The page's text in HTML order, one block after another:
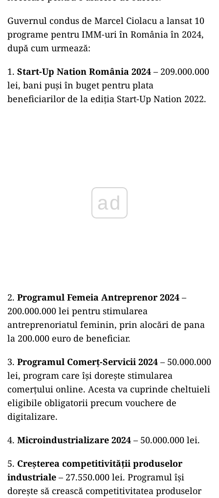
Guvernul condus de Marcel Ciolacu a lansat 10
programe pentru IMM-uri în România în 2024,
după cum urmează:
1. Start-Up Nation România 2024 – 209.000.000
lei, bani puși în buget pentru plata
beneficiarilor de la ediția Start-Up Nation 2022.
ad
2. Programul Femeia Antreprenor 2024 –
200.000.000 lei pentru stimularea
antreprenoriatul feminin, prin alocări de pana
la 200.000 euro de beneficiar.
3. Programul Comerț-Servicii 2024 – 50.000.000
lei, program care își dorește stimularea
comerțului online. Acesta va cuprinde cheltuieli
eligibile obligatorii precum vouchere de
digitalizare.
4. Microindustrializare 2024 – 50.000.000 lei.
5. Creșterea competitivității produselor
industriale – 27.550.000 lei. Programul își
dorește să crească competitivitatea produselor